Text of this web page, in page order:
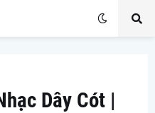
Dây Cót |